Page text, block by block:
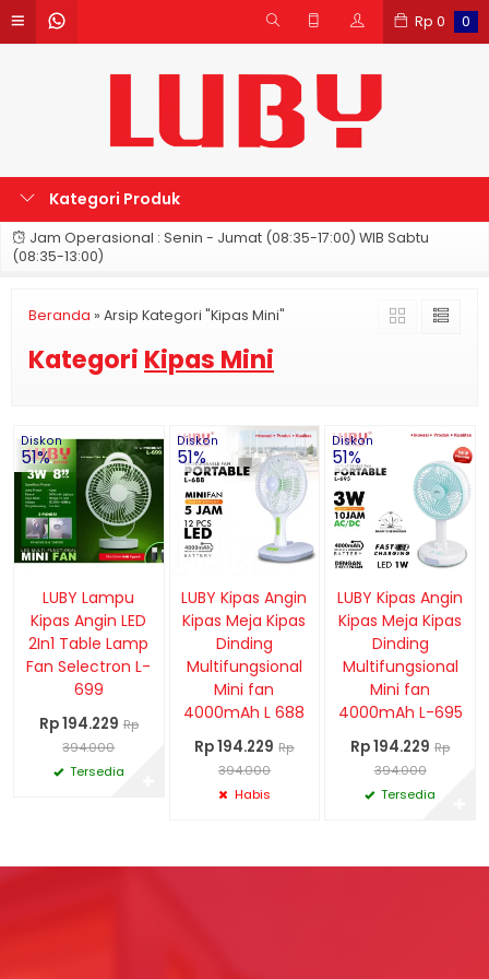
Rp 0 0
Kategori Produk
Jam Operasional : Senin - Jumat (08:35-17:00) WIB Sabtu
(08:35-13:00)
Beranda » Arsip Kategori "Kipas Mini"
Kategori Kipas Mini
Diskon
51%
LUBY Lampu
Kipas Angin LED
2In1 Table Lamp
Fan Selectron L-
699
Rp 194.229 Rp
394.000
Tersedia
Diskon
51%
LUBY Kipas Angin
Kipas Meja Kipas
Dinding
Multifungsional
Mini fan
4000mAh L 688
Rp 194.229 Rp
394.000
Habis
Diskon
51%
LUBY Kipas Angin
Kipas Meja Kipas
Dinding
Multifungsional
Mini fan
4000mAh L-695
Rp 194.229 Rp
394.000
Tersedia